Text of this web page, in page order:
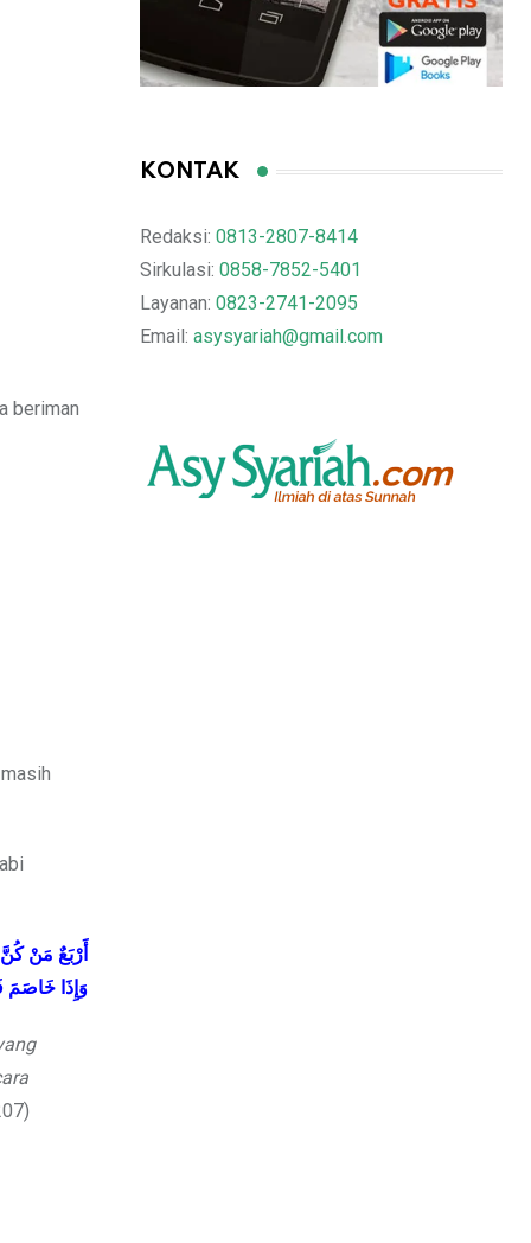
beriman
أَرْبَعٌ مَنْ
وَإِذَا خَاصَمَ
KONTAK
Redaksi: 0813-2807-8414
Sirkulasi: 0858-7852-5401
Layanan: 0823-2741-2095
Email: asysyariah@gmail.com